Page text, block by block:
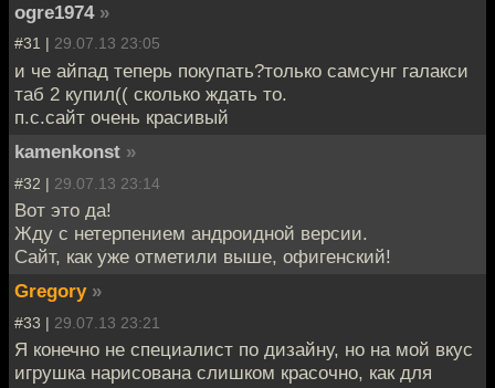
ogre1974 »
#31 | 29.07.13 23:05
и че айпад теперь покупать?только самсунг галакси
таб 2 купил(( сколько ждать то.
п.с.сайт очень красивый
kamenkonst »
#32 | 29.07.13 23:14
Вот это да!
Жду с нетерпением андроидной версии.
Сайт, как уже отметили выше, офигенский!
Gregory »
#33 | 29.07.13 23:21
Я конечно не специалист по дизайну, но на мой вкус
игрушка нарисована слишком красочно, как для